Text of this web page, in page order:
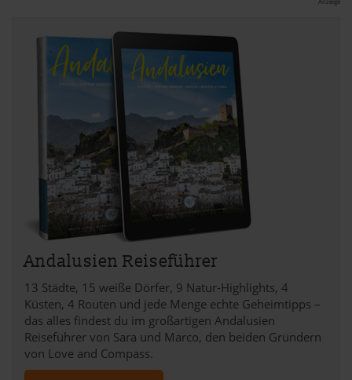
Andalusien Reiseführer
13 Städte, 15 weiße Dörfer, 9 Natur-Highlights, 4
Küsten, 4 Routen und jede Menge echte Geheimtipps –
das alles findest du im großartigen Andalusien
Reiseführer von Sara und Marco, den beiden Gründern
von Love and Compass.